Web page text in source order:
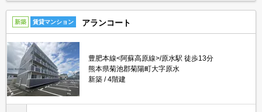
新築 賃貸マンション アランコート
豊肥本線<阿蘇高原線>/原水駅 徒歩13分
熊本県菊池郡菊陽町大字原水
新築
4階建